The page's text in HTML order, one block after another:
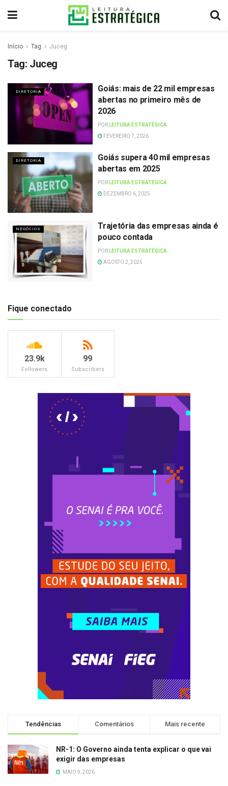
Início Tag Juceg
Tag: Juceg
DIRETORIA
Goiás: mais de 22 mil empresas
abertas no primeiro mês de
2026
POR LEITURA ESTRATÉGICA
FEVEREIRO 7, 2026
DIRETORIA
Goiás supera 40 mil empresas
abertas em 2025
POR LEITURA ESTRATÉGICA
DEZEMBRO 6, 2025
NEGÓCIOS
Trajetória das empresas ainda é
pouco contada
POR LEITURA ESTRATÉGICA
AGOSTO 2, 2025
Fique conectado
23.9k
Followers
99
Subscribers
Tendências Comentários Mais recente
NR-1: O Governo ainda tenta explicar o que vai
exigir das empresas
MAIO 9, 2026